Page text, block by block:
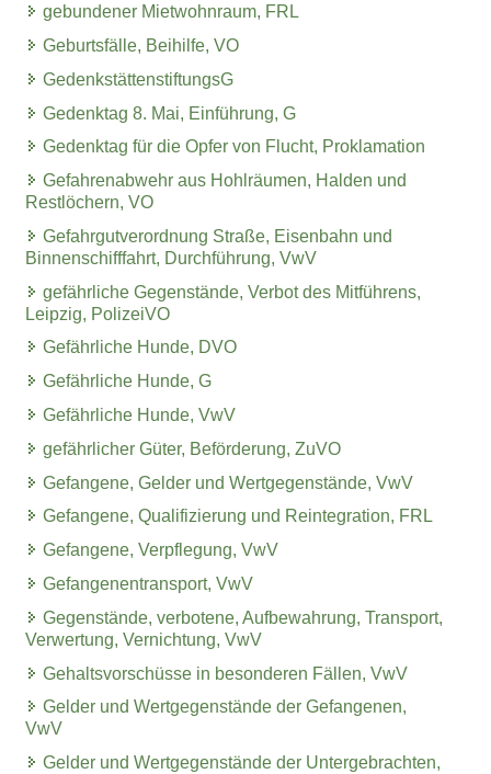
gebundener Mietwohnraum, FRL
Geburtsfälle, Beihilfe, VO
GedenkstättenstiftungsG
Gedenktag 8. Mai, Einführung, G
Gedenktag für die Opfer von Flucht, Proklamation
Gefahrenabwehr aus Hohlräumen, Halden und
Restlöchern, VO
Gefahrgutverordnung Straße, Eisenbahn und
Binnenschifffahrt, Durchführung, VwV
gefährliche Gegenstände, Verbot des Mitführens,
Leipzig, PolizeiVO
Gefährliche Hunde, DVO
Gefährliche Hunde, G
Gefährliche Hunde, VwV
gefährlicher Güter, Beförderung, ZuVO
Gefangene, Gelder und Wertgegenstände, VwV
Gefangene, Qualifizierung und Reintegration, FRL
Gefangene, Verpflegung, VwV
Gefangenentransport, VwV
Gegenstände, verbotene, Aufbewahrung, Transport,
Verwertung, Vernichtung, VwV
Gehaltsvorschüsse in besonderen Fällen, VwV
Gelder und Wertgegenstände der Gefangenen,
VwV
Gelder und Wertgegenstände der Untergebrachten,